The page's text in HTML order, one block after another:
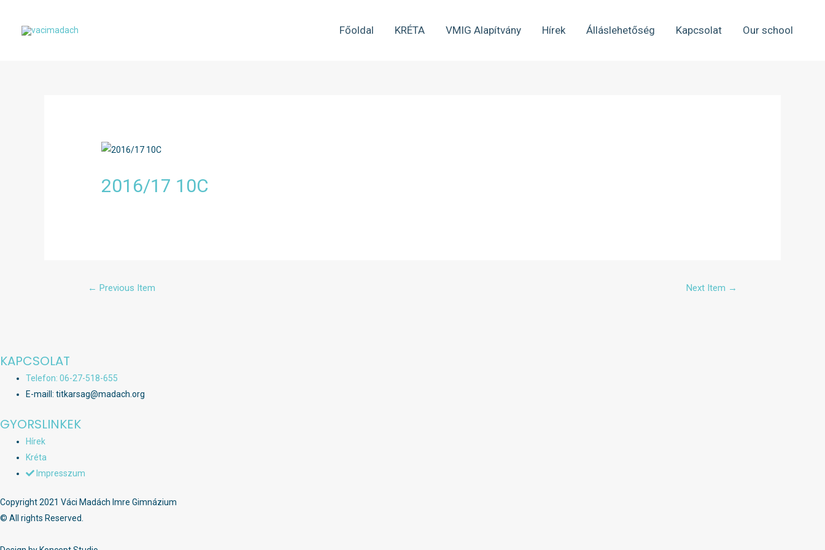
Főoldal KRÉTA VMIG Alapítvány Hírek Álláslehetőség Kapcsolat Our school
2016/17 10C
Bejegyzés
← Previous Item Next Item →
KAPCSOLAT
Telefon: 06-27-518-655
E-maill: titkarsag@madach.org
GYORSLINKEK
Hírek
Kréta
Impresszum
Copyright 2021 Váci Madách Imre Gimnázium
© All rights Reserved.